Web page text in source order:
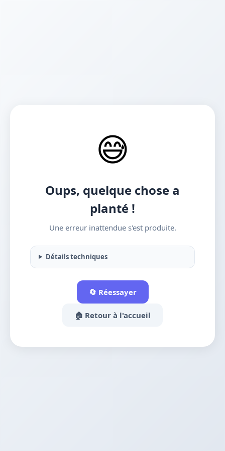
😅
Oups, quelque chose a
planté !
Une erreur inattendue s'est produite.
Détails techniques
🔄 Réessayer
🏠 Retour à l'accueil